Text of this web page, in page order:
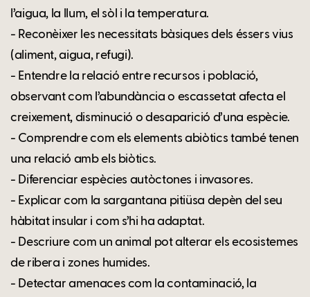
l’aigua, la llum, el sòl i la temperatura.
- Reconèixer les necessitats bàsiques dels éssers vius
(aliment, aigua, refugi).
- Entendre la relació entre recursos i població,
observant com l’abundància o escassetat afecta el
creixement, disminució o desaparició d’una espècie.
- Comprendre com els elements abiòtics també tenen
una relació amb els biòtics.
- Diferenciar espècies autòctones i invasores.
- Explicar com la sargantana pitiüsa depèn del seu
hàbitat insular i com s’hi ha adaptat.
- Descriure com un animal pot alterar els ecosistemes
de ribera i zones humides.
- Detectar amenaces com la contaminació, la